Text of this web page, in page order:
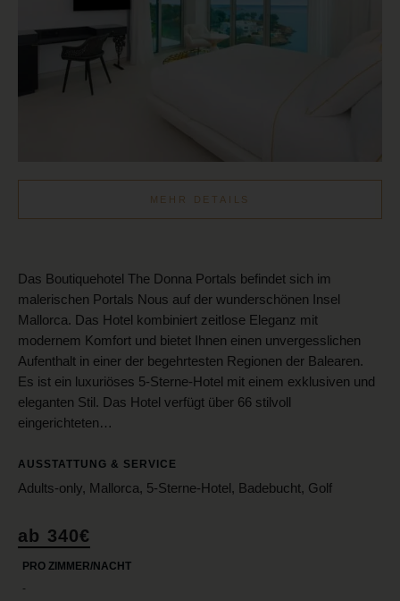
MEHR DETAILS
Das Boutiquehotel The Donna Portals befindet sich im
malerischen Portals Nous auf der wunderschönen Insel
Mallorca. Das Hotel kombiniert zeitlose Eleganz mit
modernem Komfort und bietet Ihnen einen unvergesslichen
Aufenthalt in einer der begehrtesten Regionen der Balearen.
Es ist ein luxuriöses 5-Sterne-Hotel mit einem exklusiven und
eleganten Stil. Das Hotel verfügt über 66 stilvoll
eingerichteten…
AUSSTATTUNG & SERVICE
Adults-only, Mallorca, 5-Sterne-Hotel, Badebucht, Golf
ab 340€
PRO ZIMMER/NACHT
-